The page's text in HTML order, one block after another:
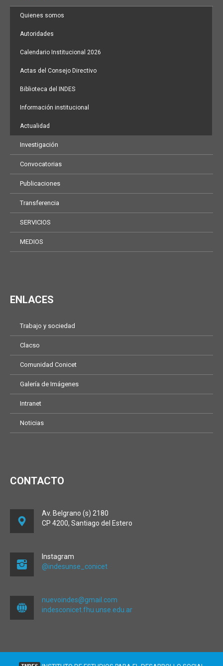
Quienes somos
Autoridades
Calendario Institucional 2026
Actas del Consejo Directivo
Biblioteca del INDES
Información institucional
Actualidad
Investigación
Convocatorias
Publicaciones
Transferencia
SERVICIOS
MEDIOS
ENLACES
Trabajo y sociedad
Clacso
Comunidad Conicet
Galería de Imágenes
Intranet
Noticias
CONTACTO
Av. Belgrano (s) 2180
CP 4200, Santiago del Estero
Instagram
@indesunse_conicet
nuevoindes@gmail.com
indesconicet.fhu.unse.edu.ar